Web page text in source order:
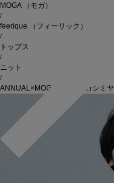
MOGA （モガ）
/
feerique （フィーリック）
/
トップス
/
ニット
/
ANNUAL×MOGA ウールカシミヤ